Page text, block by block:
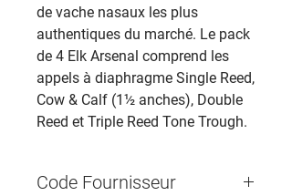
de vache nasaux les plus
authentiques du marché. Le pack
de 4 Elk Arsenal comprend les
appels à diaphragme Single Reed,
Cow & Calf (1½ anches), Double
Reed et Triple Reed Tone Trough.
Code Fournisseur